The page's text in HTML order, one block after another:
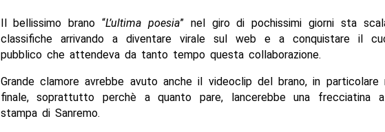
Il bellissimo brano “L’ultima poesia” nel giro di pochissimi giorni sta
classifiche arrivando a diventare virale sul web e a conquistare il
pubblico che attendeva da tanto tempo questa collaborazione.
Grande clamore avrebbe avuto anche il videoclip del brano, in particolare
finale, soprattutto perchè a quanto pare, lancerebbe una frecciatina
stampa di Sanremo.